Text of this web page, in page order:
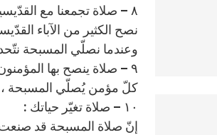
٨ – صلاة تجمعنا مع القدّيسين :
نصح الكثير من الآباء
وعندما نصلّي المسبحة
٩ – صلاة ينصح بها المؤمنون :
كلّ مؤمن يُصلّي المسبحة ،
١٠ – صلاة تغيّر حياتك :
إنّ صلاة المسبحة قد